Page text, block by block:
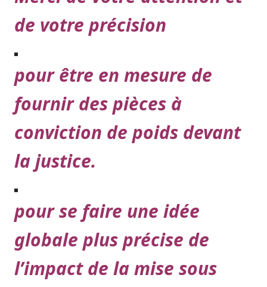
de votre précision
pour être en mesure de
fournir des pièces à
conviction de poids devant
la justice.
pour se faire une idée
globale plus précise de
l’impact de lamise sous